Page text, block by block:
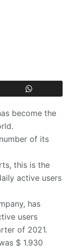
become the
of its
this is the
active users
has
users
of 2021.
$ 1.930